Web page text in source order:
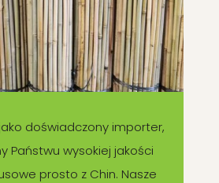
jako doświadczony importer,
Państwu wysokiej jakości
prosto z Chin. Nasze